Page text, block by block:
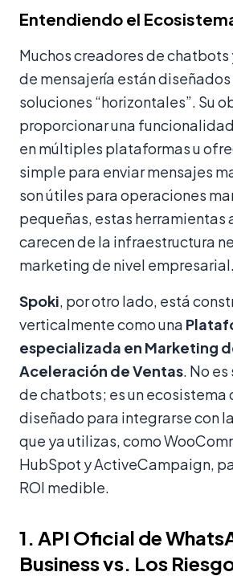
Entendiendo el
Muchos creadores de chatbots
de mensajería están
soluciones “horizontales”. Su
proporcionar una
en múltiples plataformas u
simple para enviar mensajes
son útiles para operaciones
pequeñas, estas herramientas
carecen de la infraestructura
marketing de nivel empresarial.
Spoki, por otro lado, está
verticalmente como una
especializada en Marketing
Aceleración de Ventas. No
de chatbots; es un ecosistema
diseñado para integrarse con
que ya utilizas, como
HubSpot y ActiveCampaign,
ROI medible.
1. API Oficial de
Business vs. Los